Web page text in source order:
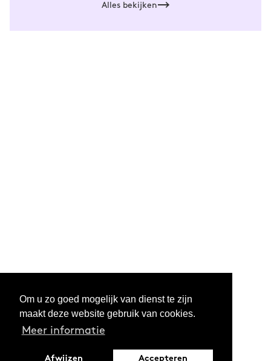
Om u zo goed mogelijk van dienst te zijn
maakt deze website gebruik van cookies.
Meer informatie
Afwijzen Accepteren
Alles bekijken